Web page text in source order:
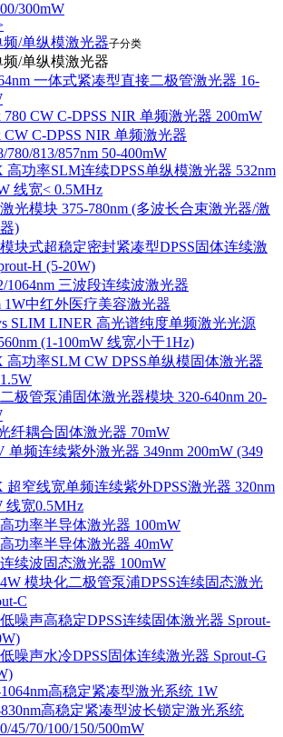
300mW
频/单纵模激光器子分类
频/单纵模激光器
一体式紧凑型直接二极管激光器 16-
780 CW C-DPSS NIR 单频激光器 200mW
CW C-DPSS NIR 单频激光器
780/813/857nm 50-400mW
高功率SLM连续DPSS单纵模激光器 532nm
线宽< 0.5MHz
光模块 375-780nm (多波长合束激光器/激
)
模块式超稳定密封紧凑型DPSS固体连续激
H (5-20W)
1064nm 三波段连续波激光器
1W中红外医疗美容激光器
SLIM LINER 高光谱纯度单频激光光源
(1-100mW 线宽小于1Hz)
高功率SLM CW DPSS单纵模固体激光器
极管泵浦固体激光器模块 320-640nm 20-
纤耦合固体激光器 70mW
单频连续紫外激光器 349nm 200mW (349
超窄线宽单频连续紫外DPSS激光器 320nm
线宽0.5MHz
功率半导体激光器 100mW
高功率半导体激光器 40mW
连续波固态激光器 100mW
4W 模块化二极管泵浦DPSS连续固态激光
C
低噪声高稳定DPSS连续固体激光器 Sprout-
噪声水冷DPSS固体连续激光器 Sprout-G
1064nm高稳定紧凑型激光系统 1W
830nm高稳定紧凑型波长锁定激光系统
45/70/100/150/500mW